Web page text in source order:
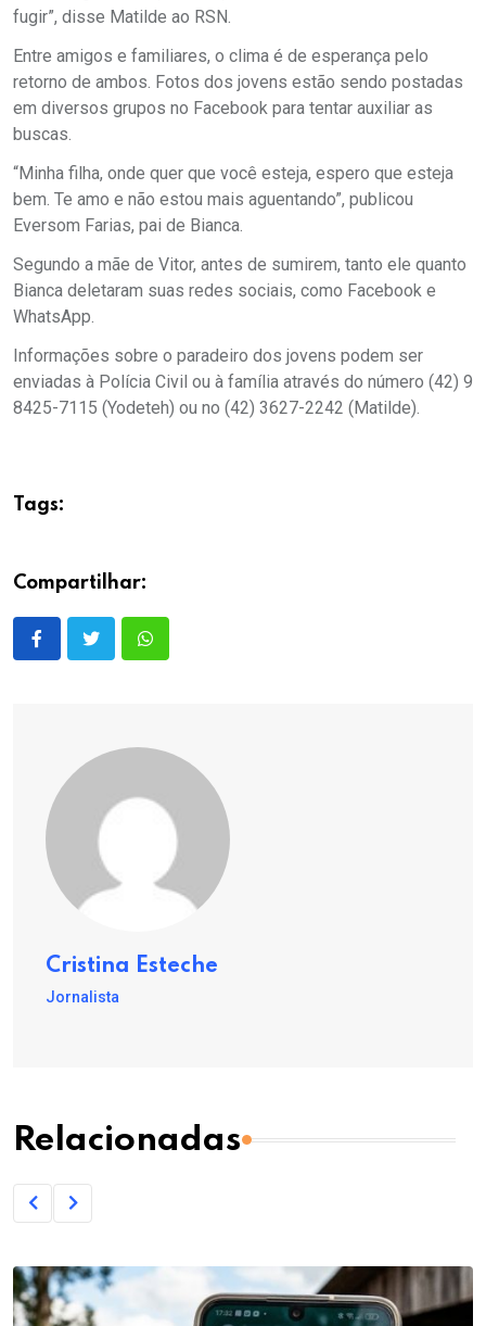
fugir”, disse Matilde ao RSN.
Entre amigos e familiares, o clima é de esperança pelo
retorno de ambos. Fotos dos jovens estão sendo postadas
em diversos grupos no Facebook para tentar auxiliar as
buscas.
“Minha filha, onde quer que você esteja, espero que esteja
bem. Te amo e não estou mais aguentando”, publicou
Eversom Farias, pai de Bianca.
Segundo a mãe de Vitor, antes de sumirem, tanto ele quanto
Bianca deletaram suas redes sociais, como Facebook e
WhatsApp.
Informações sobre o paradeiro dos jovens podem ser
enviadas à Polícia Civil ou à família através do número (42) 9
8425-7115 (Yodeteh) ou no (42) 3627-2242 (Matilde).
Tags:
Compartilhar:
Cristina Esteche
Jornalista
Relacionadas